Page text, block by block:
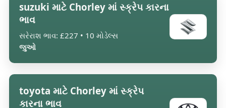
suzuki માટે Chorley માં સ્ક્રેપ કારના
ભાવ
સરેરાશ ભાવ: £227 • 10 મોડેલ્સ
જુઓ
toyota માટે Chorley માં સ્ક્રેપ
કારના ભાવ